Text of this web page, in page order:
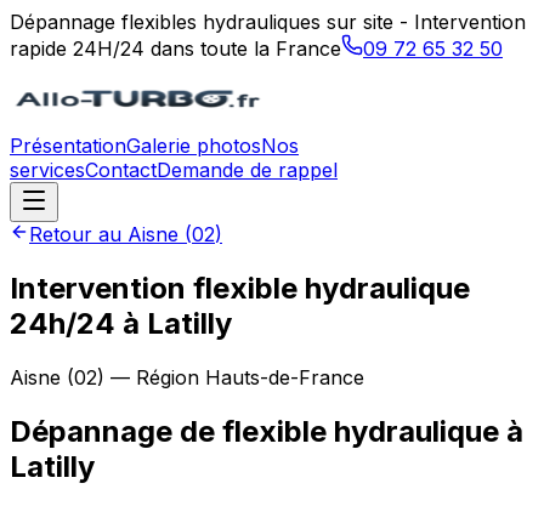
Dépannage flexibles hydrauliques sur site - Intervention
rapide 24H/24 dans toute la France
09 72 65 32 50
PrésentationGalerie photosNos
servicesContactDemande de rappel
Retour au Aisne (02)
Intervention flexible hydraulique
24h/24 à Latilly
Aisne (02) — Région Hauts-de-France
Dépannage de flexible hydraulique à
Latilly